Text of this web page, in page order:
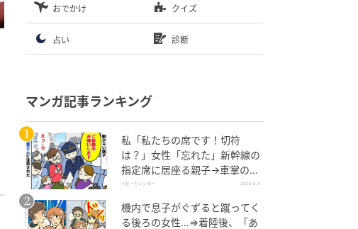
おでかけ クイズ
占い 診断
マンガ記事ランキング
私「私たちの席です！切符
は？」女性「忘れた」新幹線の
指定席に居座る親子→車掌の注
意に移動…直後、ゾッとする発
ベビーカレンダー 2026.8.8
機内で息子がぐずると蹴ってく
る後ろの女性…⇒着陸後、「あ